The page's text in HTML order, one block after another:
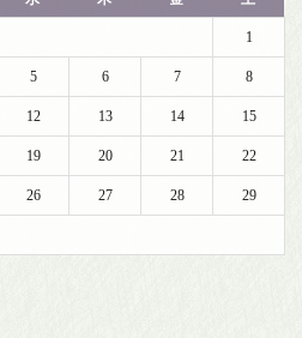
1
5 6 7 8
12 13 14 15
19 20 21 22
26 27 28 29